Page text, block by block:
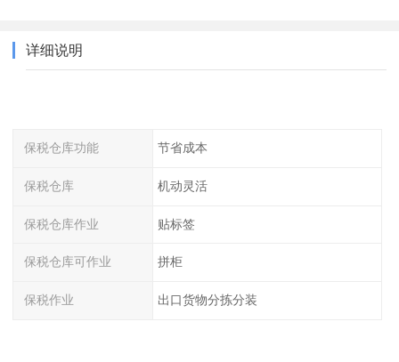
详细说明
保税仓库功能 节省成本
保税仓库 机动灵活
保税仓库作业 贴标签
保税仓库可作业 拼柜
保税作业 出口货物分拣分装